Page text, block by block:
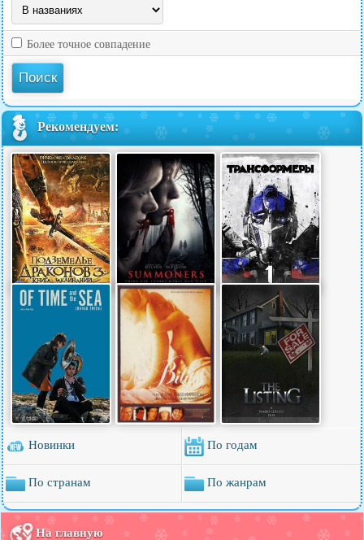
Более точное совпадение
Рекомендуем:
Новинки По годам
По странам По жанрам
На главную